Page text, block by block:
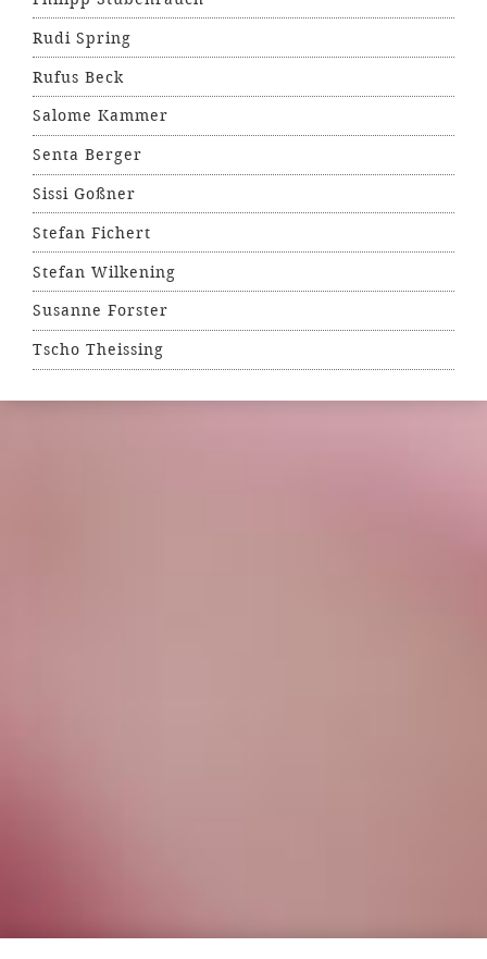
Rudi Spring
Rufus Beck
Salome Kammer
Senta Berger
Sissi Goßner
Stefan Fichert
Stefan Wilkening
Susanne Forster
Tscho Theissing